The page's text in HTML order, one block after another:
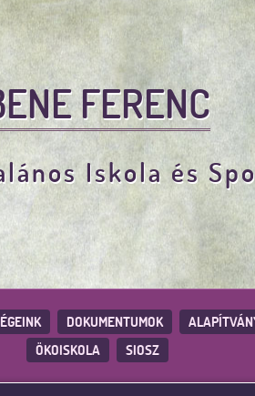
FERENC
Iskola és
DOKUMENTUMOK
ÖKOISKOLA
SIOSZ